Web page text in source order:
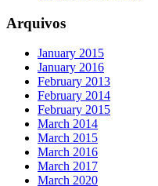
Arquivos
January 2015
January 2016
February 2013
February 2014
February 2015
March 2014
March 2015
March 2016
March 2017
March 2020